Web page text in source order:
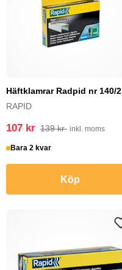
Häftklamrar Radpid nr 140/2
RAPID
107 kr 139 kr inkl. moms
Bara 2 kvar
Köp